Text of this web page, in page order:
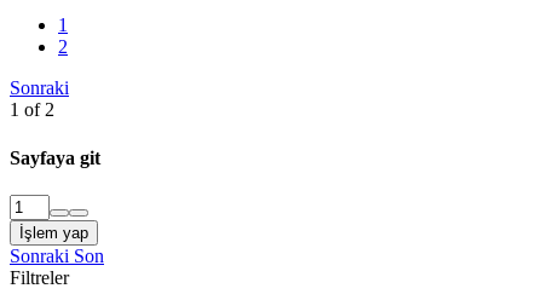
1
2
Sonraki
1 of 2
Sayfaya git
İşlem yap
Sonraki Son
Filtreler